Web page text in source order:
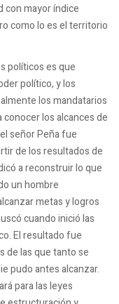
con mayor índice
como lo es el territorio
políticos es que
político, y los
los mandatarios
los alcances de
señor Peña fue
de los resultados de
a reconstruir lo que
un hombre
metas y logros
cuando inició las
El resultado fue
de las que tanto se
pudo antes alcanzar.
para las leyes